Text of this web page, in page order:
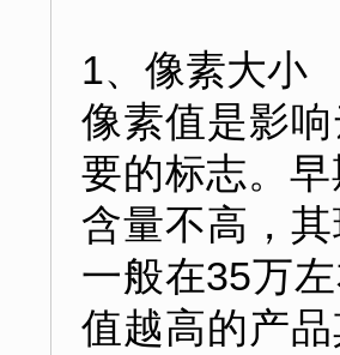
1、像素大小
像素值是影
要的标志。
含量不高，
一般在35万
值越高的产